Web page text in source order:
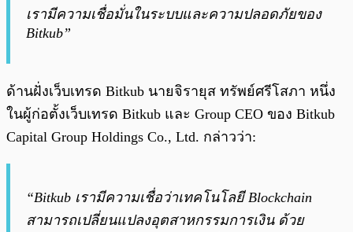
เรามีความเชื่อมั่นในระบบและความปลอดภัยของ
Bitkub”
ด้านฝั่งเว็บเทรด Bitkub นายจิรายุส ทรัพย์ศรีโสภา หนึ่ง
ในผู้ก่อตั้งเว็บเทรด Bitkub และ Group CEO ของ Bitkub
Capital Group Holdings Co., Ltd. กล่าวว่า:
“Bitkub เรามีความเชื่อว่าเทคโนโลยี Blockchain
สามารถเปลี่ยนแปลงอุตสาหกรรมการเงิน ด้วย